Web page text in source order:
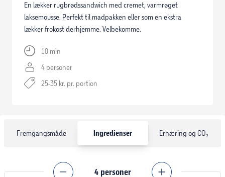
En lækker rugbrødssandwich med cremet, varmrøget
laksemousse. Perfekt til madpakken eller som en ekstra
lækker frokost derhjemme. Velbekomme.
10 min
4 personer
25-35 kr. pr. portion
Fremgangsmåde Ingredienser Ernæring og CO₂
4 personer